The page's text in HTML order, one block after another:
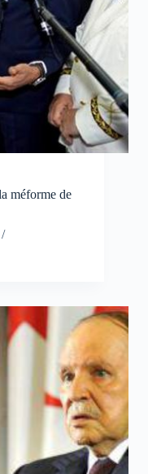
méforme de